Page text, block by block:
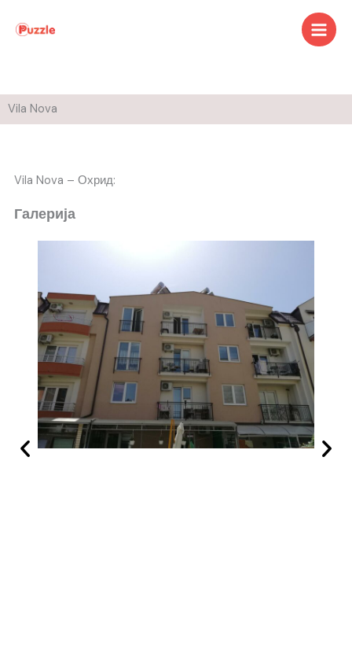
Vila Nova
Vila Nova – Охрид:
Галерија